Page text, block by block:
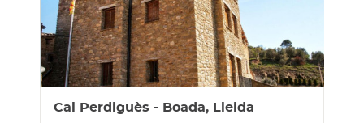
Cal Perdiguès - Boada, Lleida